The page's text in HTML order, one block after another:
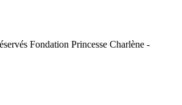
Fondation Princesse Charlène -